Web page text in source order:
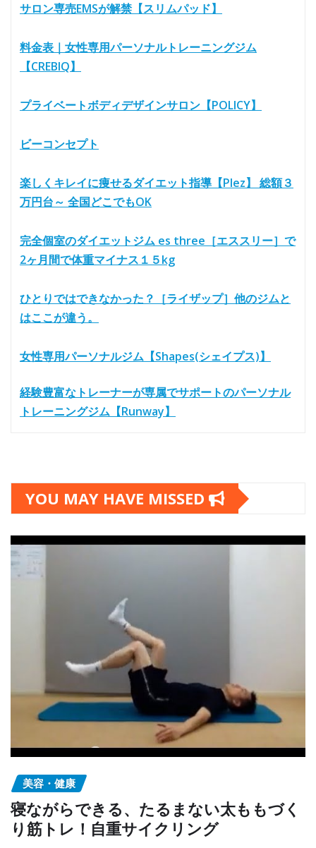
サロン専売EMSが解禁【スリムパッド】
料金表｜女性専用パーソナルトレーニングジム
【CREBIQ】
プライベートボディデザインサロン【POLICY】
ビーコンセプト
楽しくキレイに痩せるダイエット指導【Plez】 総額３
万円台～ 全国どこでもOK
完全個室のダイエットジム es three［エススリー］で
2ヶ月間で体重マイナス１５kg
ひとりではできなかった？［ライザップ］他のジムと
はここが違う。
女性専用パーソナルジム【Shapes(シェイプス)】
経験豊富なトレーナーが専属でサポートのパーソナル
トレーニングジム【Runway】
YOU MAY HAVE MISSED
美容・健康
寝ながらできる、たるまない太ももづく
り筋トレ！自重サイクリング